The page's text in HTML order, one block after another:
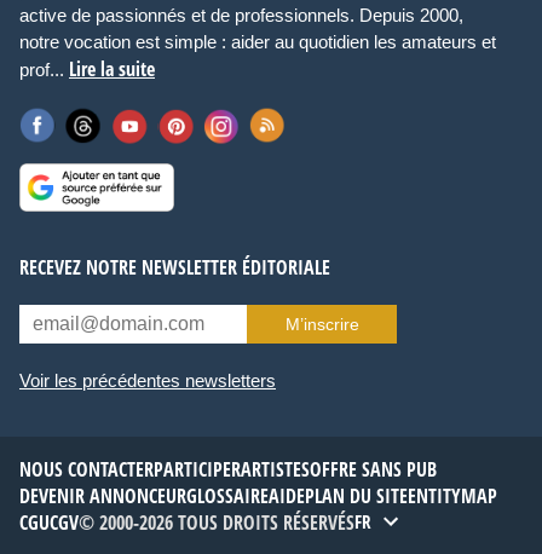
active de passionnés et de professionnels. Depuis 2000,
notre vocation est simple : aider au quotidien les amateurs et
prof... Lire la suite
RECEVEZ NOTRE NEWSLETTER ÉDITORIALE
M’inscrire
Voir les précédentes newsletters
NOUS CONTACTERPARTICIPERARTISTESOFFRE SANS PUB
DEVENIR ANNONCEURGLOSSAIREAIDEPLAN DU SITEENTITYMAP
CGUCGV© 2000-2026 TOUS DROITS RÉSERVÉSFR